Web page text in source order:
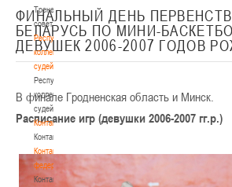
Тренерский
совет
Республиканская
коллегия
судей
Республиканская
коллегия
судей
Контакты
Контакты
Контакты
федерации
Контакты
ФИНАЛЬНЫЙ ДЕНЬ
БЕЛАРУСЬ ПО МИНИ-
ДЕВУШЕК 2006-2007 ГОДОВ
В финале Гродненская область и Минск.
Расписание игр (девушки